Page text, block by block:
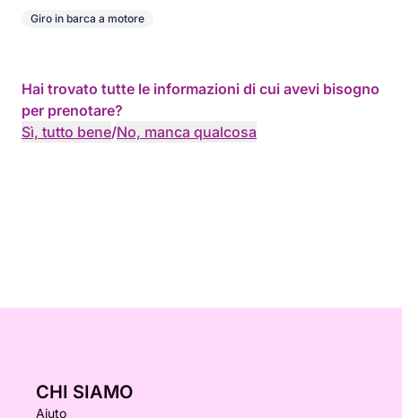
Giro in barca a motore
Hai trovato tutte le informazioni di cui avevi bisogno
per prenotare?
Sì, tutto bene/No, manca qualcosa
CHI SIAMO
Aiuto